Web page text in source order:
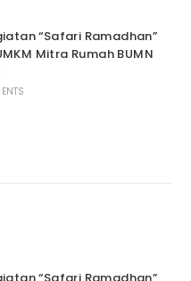
“Safari Ramadhan”
Mitra Rumah BUMN